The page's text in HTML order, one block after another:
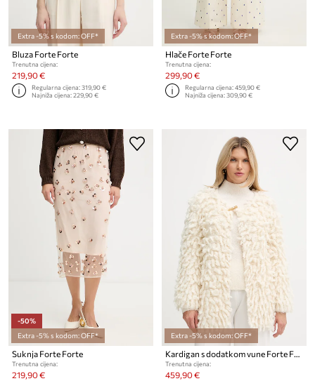
Extra -5% s kodom: OFF*
Bluza Forte Forte
Trenutna cijena:
219,90 €
Regularna cijena:319,90 €
Najniža cijena:229,90 €
Extra -5% s kodom: OFF*
Hlače Forte Forte
Trenutna cijena:
299,90 €
Regularna cijena:459,90 €
Najniža cijena:309,90 €
-50%
Extra -5% s kodom: OFF*
Suknja Forte Forte
Trenutna cijena:
219,90 €
Extra -5% s kodom: OFF*
Kardigan s dodatkom vune Forte Forte
Trenutna cijena:
459,90 €